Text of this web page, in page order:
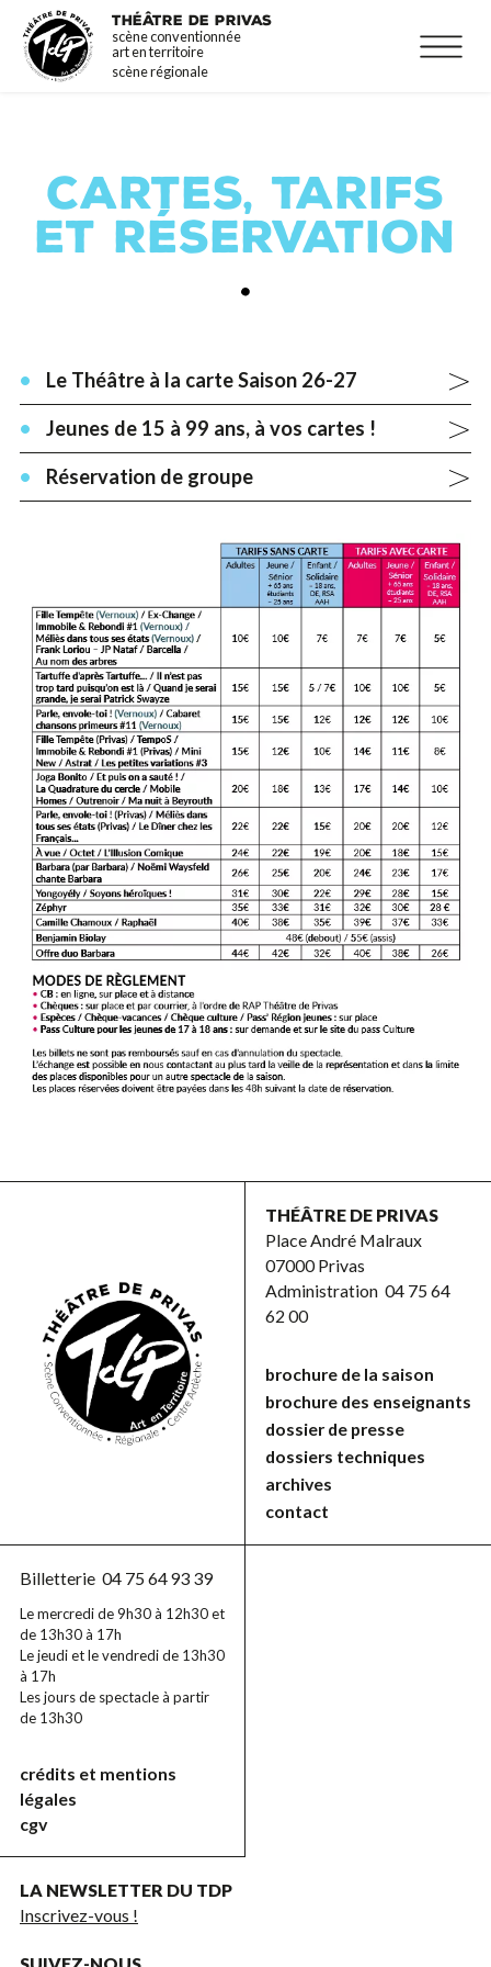
Aller
contenu
THÉÂTRE DE PRIVAS
scène conventionnée
art en territoire
scène régionale
La programmation
Infos pratiques
CARTES, TARIFS
ET RÉSERVATION
Le Théâtre à la carte Saison 26-27
Jeunes de 15 à 99 ans, à vos cartes !
Réservation de groupe
THÉÂTRE DE PRIVAS
Place André Malraux
07000 Privas
Administration 04 75 64
62 00
brochure de la saison
brochure des enseignants
dossier de presse
dossiers techniques
archives
contact
Billetterie 04 75 64 93 39
Le mercredi de 9h30 à 12h30 et
de 13h30 à 17h
Le jeudi et le vendredi de 13h30
à 17h
Les jours de spectacle à partir
de 13h30
crédits et mentions
légales
cgv
LA NEWSLETTER DU TDP
Inscrivez-vous !